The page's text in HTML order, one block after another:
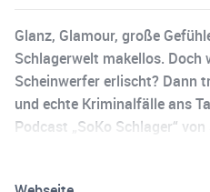
Glanz, Glamour, große
Schlagerwelt makellos. Doch
Scheinwerfer erlischt? Dann
und echte Kriminalfälle ans
Podcast „SoKo Schlager“